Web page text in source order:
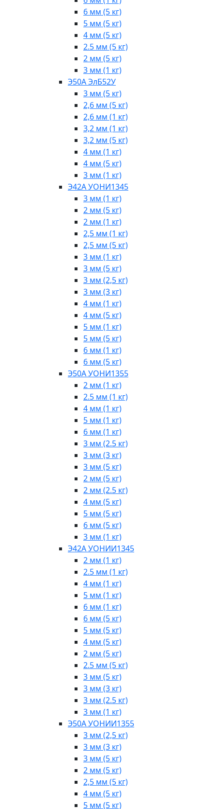
6 мм (5 кг)
5 мм (5 кг)
4 мм (5 кг)
2.5 мм (5 кг)
2 мм (5 кг)
3 мм (1 кг)
Э50А ЭлБ52У
3 мм (5 кг)
2,6 мм (5 кг)
2,6 мм (1 кг)
3,2 мм (1 кг)
3,2 мм (5 кг)
4 мм (1 кг)
4 мм (5 кг)
3 мм (1 кг)
Э42А УОНИ1345
3 мм (1 кг)
2 мм (5 кг)
2 мм (1 кг)
2,5 мм (1 кг)
2,5 мм (5 кг)
3 мм (1 кг)
3 мм (5 кг)
3 мм (2,5 кг)
3 мм (3 кг)
4 мм (1 кг)
4 мм (5 кг)
5 мм (1 кг)
5 мм (5 кг)
6 мм (1 кг)
6 мм (5 кг)
Э50А УОНИ1355
2 мм (1 кг)
2.5 мм (1 кг)
4 мм (1 кг)
5 мм (1 кг)
6 мм (1 кг)
3 мм (2.5 кг)
3 мм (3 кг)
3 мм (5 кг)
2 мм (5 кг)
2 мм (2.5 кг)
4 мм (5 кг)
5 мм (5 кг)
6 мм (5 кг)
3 мм (1 кг)
Э42А УОНИИ1345
2 мм (1 кг)
2.5 мм (1 кг)
4 мм (1 кг)
5 мм (1 кг)
6 мм (1 кг)
6 мм (5 кг)
5 мм (5 кг)
4 мм (5 кг)
2 мм (5 кг)
2.5 мм (5 кг)
3 мм (5 кг)
3 мм (3 кг)
3 мм (2.5 кг)
3 мм (1 кг)
Э50А УОНИИ1355
3 мм (2,5 кг)
3 мм (3 кг)
3 мм (5 кг)
2 мм (5 кг)
2,5 мм (5 кг)
4 мм (5 кг)
5 мм (5 кг)